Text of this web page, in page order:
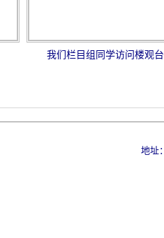
我们栏目组同学访问楼观台
地址